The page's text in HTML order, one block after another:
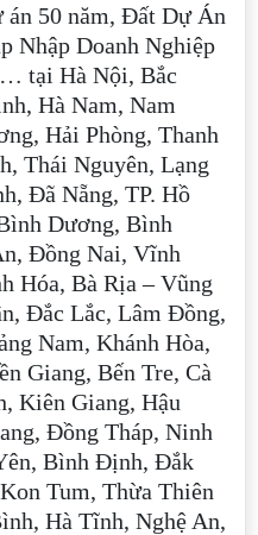
50 năm, Đất Dự Án
Nhập Doanh Nghiệp
tại Hà Nội, Bắc
Hà Nam, Nam
Hải Phòng, Thanh
Thái Nguyên, Lạng
Đã Nẵng, TP. Hồ
Dương, Bình
Đồng Nai, Vĩnh
Hóa, Bà Rịa – Vũng
Đắc Lắc, Lâm Đồng,
Nam, Khánh Hòa,
Giang, Bến Tre, Cà
Kiên Giang, Hậu
Đồng Tháp, Ninh
Bình Định, Đắk
Tum, Thừa Thiên
Hà Tĩnh, Nghệ An,